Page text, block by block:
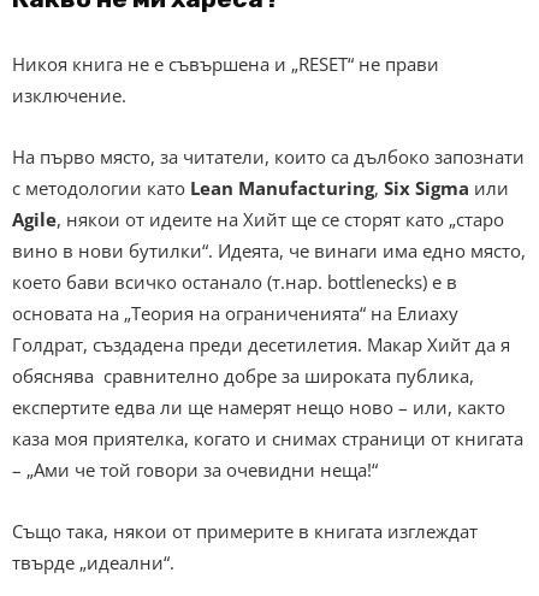
Никоя книга не е съвършена и „RESET“ не прави
изключение.
На първо място, за читатели, които са дълбоко запознати
с методологии като Lean Manufacturing, Six Sigma или
Agile, някои от идеите на Хийт ще се сторят като „старо
вино в нови бутилки“. Идеята, че винаги има едно място,
което бави всичко останало (т.нар. bottlenecks) е в
основата на „Теория на ограниченията“ на Елиаху
Голдрат, създадена преди десетилетия. Макар Хийт да я
обяснява сравнително добре за широката публика,
експертите едва ли ще намерят нещо ново – или, както
каза моя приятелка, когато и снимах страници от книгата
– „Ами че той говори за очевидни неща!“
Също така, някои от примерите в книгата изглеждат
твърде „идеални“.